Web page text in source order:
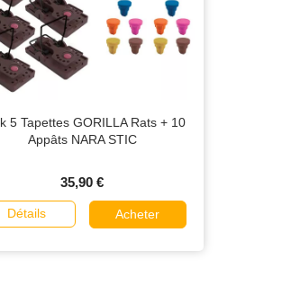
5 Tapettes GORILLA Rats + 10
Appâts NARA STIC
35,90 €
Détails Acheter